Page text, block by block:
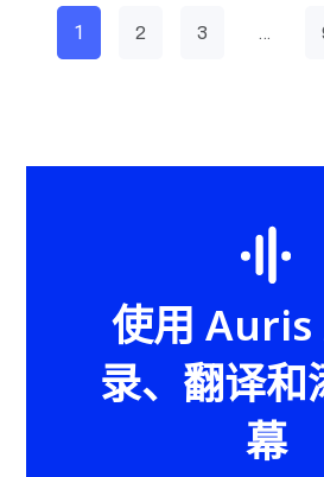
1 2 3 …
使用 Auris
录、翻译和
幕